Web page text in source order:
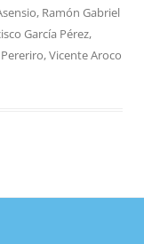
, Ramón Gabriel
García Pérez,
,Vicente Aroco